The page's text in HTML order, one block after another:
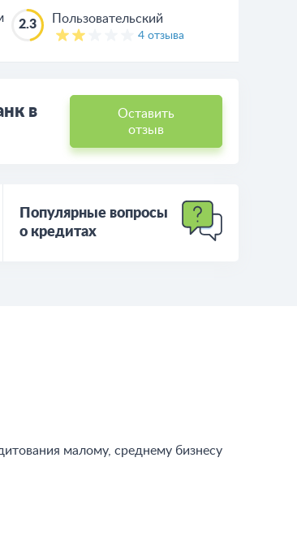
2.3 Пользовательский
4 отзыва
в
Оставить
отзыв
Популярные вопросы
о кредитах
малому, среднему бизнесу